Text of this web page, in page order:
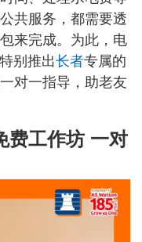
共服务，都需要透
来完成。为此，电
别推出长者专属的
对一指导，助老友
费工作坊 一对